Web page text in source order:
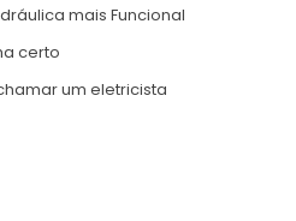
mais Funcional
certo
um eletricista